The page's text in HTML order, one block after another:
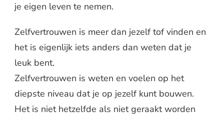
je eigen leven te nemen.
Zelfvertrouwen is meer dan jezelf tof vinden en
het is eigenlijk iets anders dan weten dat je
leuk bent.
Zelfvertrouwen is weten en voelen op het
diepste niveau dat je op jezelf kunt bouwen.
Het is niet hetzelfde als niet geraakt worden